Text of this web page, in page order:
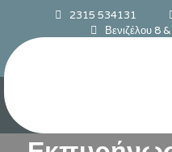
2315 534131
Βενιζέλου 8